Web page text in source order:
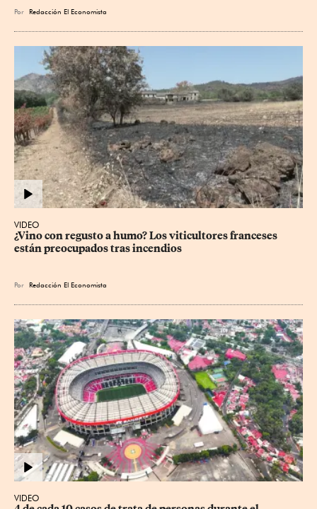
Por Redacción El Economista
VIDEO
¿Vino con regusto a humo? Los viticultores franceses
están preocupados tras incendios
Por Redacción El Economista
VIDEO